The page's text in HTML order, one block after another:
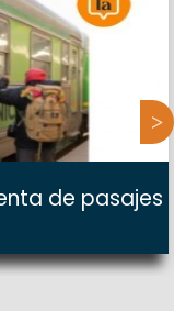
de pasajes